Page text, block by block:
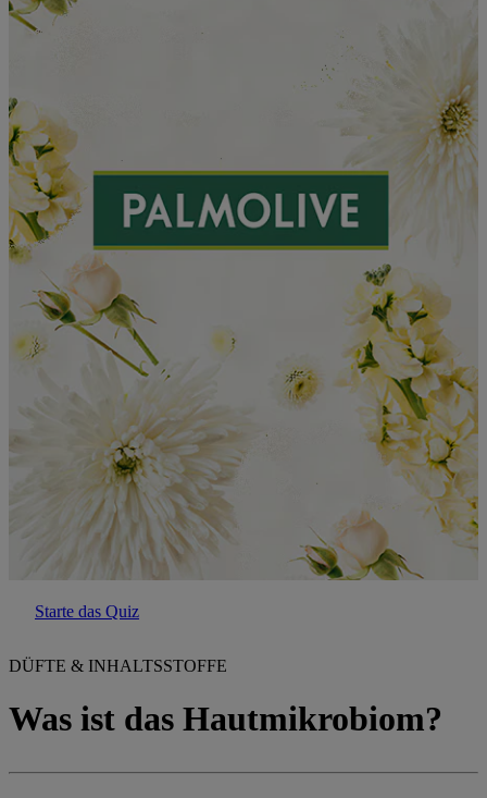
Starte das Quiz
DÜFTE & INHALTSSTOFFE
Was ist das Hautmikrobiom?